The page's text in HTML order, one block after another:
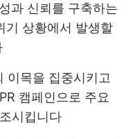
과 신뢰를 구축하는
기 상황에서 발생할
이목을 집중시키고
캠페인으로 주요
시킵니다